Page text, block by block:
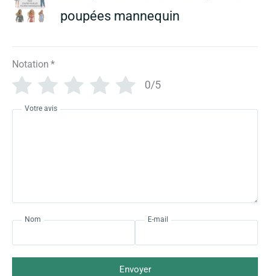
poupées mannequin
Notation *
0/5
Votre avis
Nom E-mail
Envoyer